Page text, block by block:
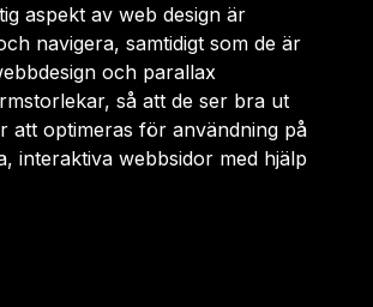
aspekt av web design är
navigera, samtidigt som de är
och parallax
så att de ser bra ut
att optimeras för användning på
interaktiva webbsidor med hjälp